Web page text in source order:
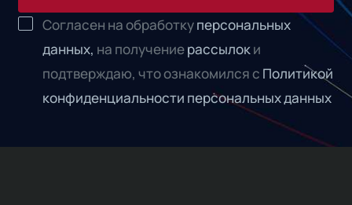
Согласен на обработкуперсональных
данных, на получениерассылоки
подтверждаю, что ознакомился с Политикой
конфиденциальности персональных данных